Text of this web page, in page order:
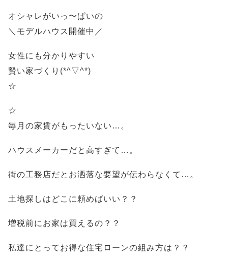
オシャレがいっ〜ぱいの
＼モデルハウス開催中／
女性にも分かりやすい
賢い家づくり(*^▽^*)
☆
☆
毎月の家賃がもったいない…。
ハウスメーカーだと高すぎて…。
街の工務店だとお洒落な要望が伝わらなくて…。
土地探しはどこに頼めばいい？？
増税前にお家は買えるの？？
私達にとってお得な住宅ローンの組み方は？？